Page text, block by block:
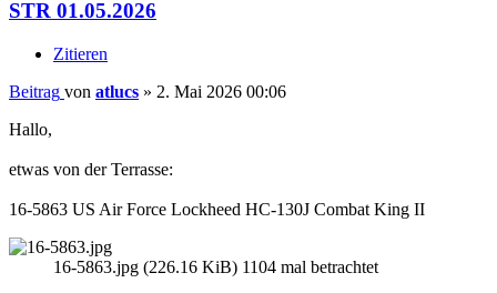
STR 01.05.2026
Zitieren
Beitrag von atlucs » 2. Mai 2026 00:06
Hallo,
etwas von der Terrasse:
16-5863 US Air Force Lockheed HC-130J Combat King II
16-5863.jpg (226.16 KiB) 1104 mal betrachtet